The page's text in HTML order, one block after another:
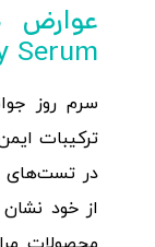
عوارض
Serum
ترکیبات
در تست‌های
از خود